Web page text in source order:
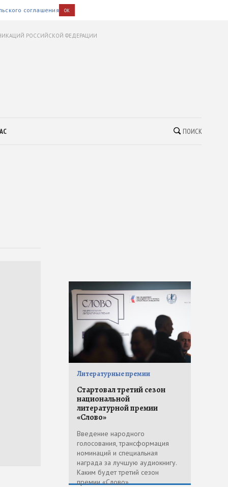
соглашения OK
РОССИЙСКОЙ ФЕДЕРАЦИИ
ПОИСК
Литературные премии
Стартовал третий сезон
национальной
литературной премии
«Слово»
Введение народного
голосования, трансформация
номинаций и специальная
награда за лучшую аудиокнигу.
Каким будет третий сезон
премии «Слово»